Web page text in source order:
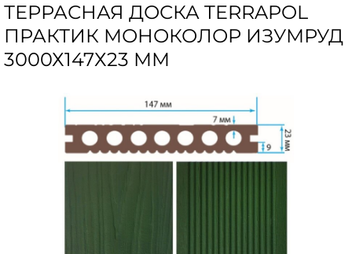
ТЕРРАСНАЯ ДОСКА TERRAPOL
ПРАКТИК МОНОКОЛОР ИЗУМРУД
3000Х147Х23 ММ